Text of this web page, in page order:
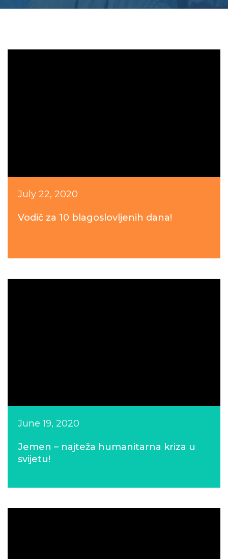
July 22, 2020
Vodič za 10 blagoslovljenih dana!
June 19, 2020
Jemen – najteža humanitarna kriza u
svijetu!